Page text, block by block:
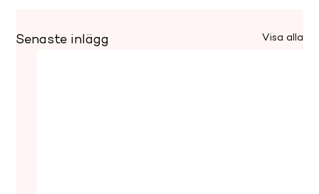
Senaste inlägg Visa alla